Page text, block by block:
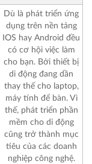
Dù là phát triển ứng
dụng trên nền tảng
IOS hay Android đều
có cơ hội việc làm
cho bạn. Bởi thiết bị
di động đang dần
thay thế cho laptop,
máy tính để bàn. Vì
thế, phát triển phần
mềm cho di động
cũng trở thành mục
tiêu của các doanh
nghiệp công nghệ.